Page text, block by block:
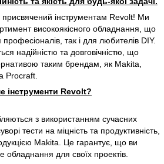
інструментам Revolt! Ми
високоякісного обладнання, що
так і для любителів DIY.
надійністю та довговічністю, що
таким брендам, як Makita,
Procraft.
інструменти Revolt?
з використанням сучасних
тести на міцність та продуктивність,
Makita. Це гарантує, що ви
для своїх проектів.